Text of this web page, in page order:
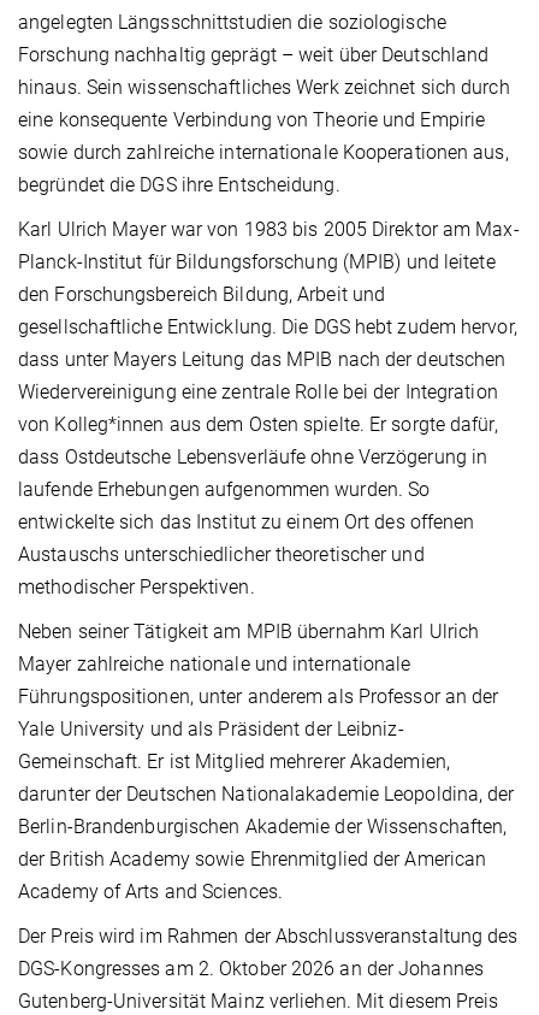
angelegten Längsschnittstudien die soziologische
Forschung nachhaltig geprägt – weit über Deutschland
hinaus. Sein wissenschaftliches Werk zeichnet sich durch
eine konsequente Verbindung von Theorie und Empirie
sowie durch zahlreiche internationale Kooperationen aus,
begründet die DGS ihre Entscheidung.
Karl Ulrich Mayer war von 1983 bis 2005 Direktor am Max-
Planck-Institut für Bildungsforschung (MPIB) und leitete
den Forschungsbereich Bildung, Arbeit und
gesellschaftliche Entwicklung. Die DGS hebt zudem hervor,
dass unter Mayers Leitung das MPIB nach der deutschen
Wiedervereinigung eine zentrale Rolle bei der Integration
von Kolleg*innen aus dem Osten spielte. Er sorgte dafür,
dass Ostdeutsche Lebensverläufe ohne Verzögerung in
laufende Erhebungen aufgenommen wurden. So
entwickelte sich das Institut zu einem Ort des offenen
Austauschs unterschiedlicher theoretischer und
methodischer Perspektiven.
Neben seiner Tätigkeit am MPIB übernahm Karl Ulrich
Mayer zahlreiche nationale und internationale
Führungspositionen, unter anderem als Professor an der
Yale University und als Präsident der Leibniz-
Gemeinschaft. Er ist Mitglied mehrerer Akademien,
darunter der Deutschen Nationalakademie Leopoldina, der
Berlin-Brandenburgischen Akademie der Wissenschaften,
der British Academy sowie Ehrenmitglied der American
Academy of Arts and Sciences.
Der Preis wird im Rahmen der Abschlussveranstaltung des
DGS-Kongresses am 2. Oktober 2026 an der Johannes
Gutenberg-Universität Mainz verliehen. Mit diesem Preis